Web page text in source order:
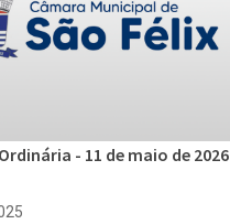
- 11 de maio de 2026